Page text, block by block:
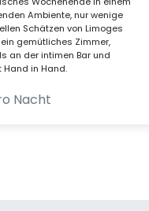
Ambiente, nur wenige
Schätzen von Limoges
gemütliches Zimmer,
an der intimen Bar und
Hand in Hand.
Nacht